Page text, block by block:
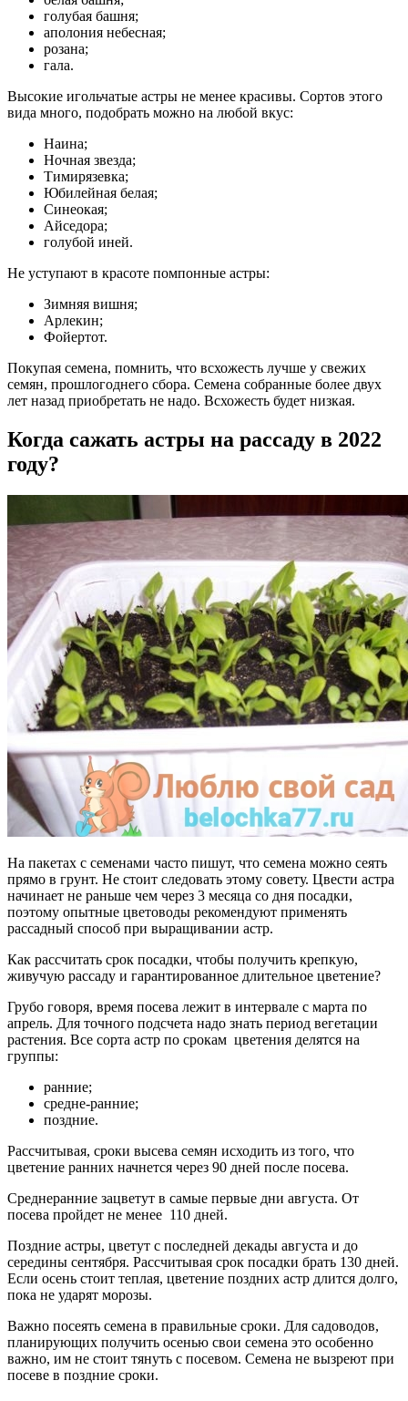
голубая башня;
аполония небесная;
розана;
гала.
Высокие игольчатые астры не менее красивы. Сортов этого
вида много, подобрать можно на любой вкус:
Наина;
Ночная звезда;
Тимирязевка;
Юбилейная белая;
Синеокая;
Айседора;
голубой иней.
Не уступают в красоте помпонные астры:
Зимняя вишня;
Арлекин;
Фойертот.
Покупая семена, помнить, что всхожесть лучше у свежих
семян, прошлогоднего сбора. Семена собранные более двух
лет назад приобретать не надо. Всхожесть будет низкая.
Когда сажать астры на рассаду в 2022
году?
На пакетах с семенами часто пишут, что семена можно сеять
прямо в грунт. Не стоит следовать этому совету. Цвести астра
начинает не раньше чем через 3 месяца со дня посадки,
поэтому опытные цветоводы рекомендуют применять
рассадный способ при выращивании астр.
Как рассчитать срок посадки, чтобы получить крепкую,
живучую рассаду и гарантированное длительное цветение?
Грубо говоря, время посева лежит в интервале с марта по
апрель. Для точного подсчета надо знать период вегетации
растения. Все сорта астр по срокам цветения делятся на
группы:
ранние;
средне-ранние;
поздние.
Рассчитывая, сроки высева семян исходить из того, что
цветение ранних начнется через 90 дней после посева.
Среднеранние зацветут в самые первые дни августа. От
посева пройдет не менее 110 дней.
Поздние астры, цветут с последней декады августа и до
середины сентября. Рассчитывая срок посадки брать 130 дней.
Если осень стоит теплая, цветение поздних астр длится долго,
пока не ударят морозы.
Важно посеять семена в правильные сроки. Для садоводов,
планирующих получить осенью свои семена это особенно
важно, им не стоит тянуть с посевом. Семена не вызреют при
посеве в поздние сроки.